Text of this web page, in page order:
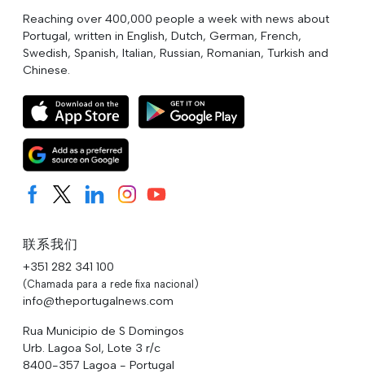
Reaching over 400,000 people a week with news about
Portugal, written in English, Dutch, German, French,
Swedish, Spanish, Italian, Russian, Romanian, Turkish and
Chinese.
联系我们
+351 282 341 100
(Chamada para a rede fixa nacional)
info@theportugalnews.com
Rua Municipio de S Domingos
Urb. Lagoa Sol, Lote 3 r/c
8400-357 Lagoa - Portugal